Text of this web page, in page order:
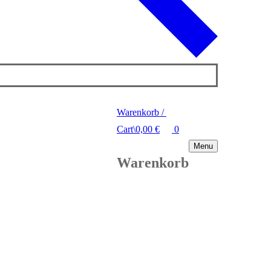
Warenkorb /
Cart\0,00 € 0
Warenkorb
Menu